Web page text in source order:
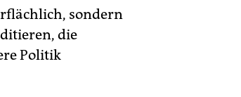
sondern
die
Politik